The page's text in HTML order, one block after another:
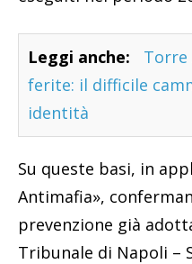
Leggi anche:
Torre
ferite: il difficile
identità
Su queste basi, in
Antimafia»,
prevenzione già
Tribunale di Napoli –